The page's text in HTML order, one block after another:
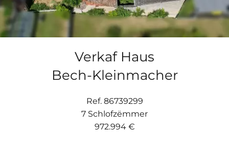
Verkaf Haus
Bech-Kleinmacher
Ref. 86739299
7 Schlofzëmmer
972.994 €